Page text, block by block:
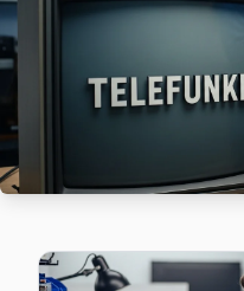
Tahtakale
Üniversite
Avcılar'da
Yeşilkent
Yeşilkent Telefunken